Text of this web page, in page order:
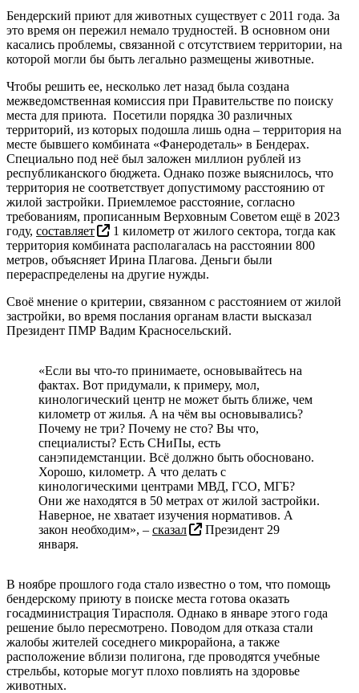
Бендерский приют для животных существует с 2011 года. За
это время он пережил немало трудностей. В основном они
касались проблемы, связанной с отсутствием территории, на
которой могли бы быть легально размещены животные.
Чтобы решить ее, несколько лет назад была создана
межведомственная комиссия при Правительстве по поиску
места для приюта. Посетили порядка 30 различных
территорий, из которых подошла лишь одна – территория на
месте бывшего комбината «Фанеродеталь» в Бендерах.
Специально под неё был заложен миллион рублей из
республиканского бюджета. Однако позже выяснилось, что
территория не соответствует допустимому расстоянию от
жилой застройки. Приемлемое расстояние, согласно
требованиям, прописанным Верховным Советом ещё в 2023
году, составляет
1 километр от жилого сектора, тогда как
территория комбината располагалась на расстоянии 800
метров, объясняет Ирина Плагова. Деньги были
перераспределены на другие нужды.
Своё мнение о критерии, связанном с расстоянием от жилой
застройки, во время послания органам власти высказал
Президент ПМР Вадим Красносельский.
«Если вы что-то принимаете, основывайтесь на
фактах. Вот придумали, к примеру, мол,
кинологический центр не может быть ближе, чем
километр от жилья. А на чём вы основывались?
Почему не три? Почему не сто? Вы что,
специалисты? Есть СНиПы, есть
санэпидемстанции. Всё должно быть обосновано.
Хорошо, километр. А что делать с
кинологическими центрами МВД, ГСО, МГБ?
Они же находятся в 50 метрах от жилой застройки.
Наверное, не хватает изучения нормативов. А
закон необходим», – сказал
Президент 29
января.
В ноябре прошлого года стало известно о том, что помощь
бендерскому приюту в поиске места готова оказать
госадминистрация Тирасполя. Однако в январе этого года
решение было пересмотрено. Поводом для отказа стали
жалобы жителей соседнего микрорайона, а также
расположение вблизи полигона, где проводятся учебные
стрельбы, которые могут плохо повлиять на здоровье
животных.